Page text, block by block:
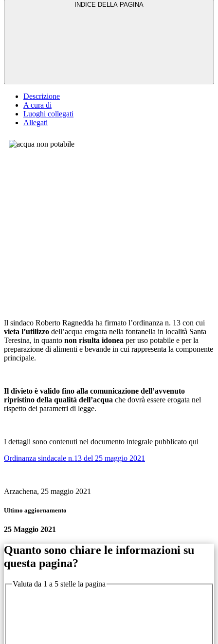
Descrizione
A cura di
Luoghi collegati
Allegati
Il sindaco Roberto Ragnedda ha firmato l’ordinanza n. 13 con cui
vieta l’utilizzo dell’acqua erogata nella fontanella in località Santa
Teresina, in quanto non risulta idonea per uso potabile e per la
preparazione di alimenti e bevande in cui rappresenta la componente
principale.
Il divieto è valido fino alla comunicazione dell’avvenuto
ripristino della qualità dell’acqua che dovrà essere erogata nel
rispetto dei parametri di legge.
I dettagli sono contenuti nel documento integrale pubblicato qui
Ordinanza sindacale n.13 del 25 maggio 2021
Arzachena, 25 maggio 2021
Ultimo aggiornamento
25 Maggio 2021
Quanto sono chiare le informazioni su
questa pagina?
Valuta da 1 a 5 stelle la pagina